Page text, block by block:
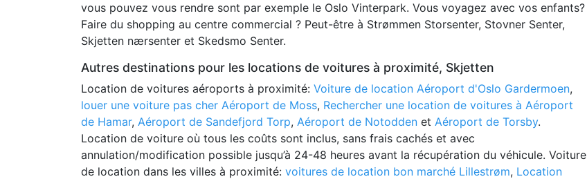
vous pouvez vous rendre sont par exemple le Oslo Vinterpark. Vous voyagez avec vos enfants?
Faire du shopping au centre commercial ? Peut-être à Strømmen Storsenter, Stovner Senter,
Skjetten nærsenter et Skedsmo Senter.
Autres destinations pour les locations de voitures à proximité, Skjetten
Location de voitures aéroports à proximité: Voiture de location Aéroport d'Oslo Gardermoen,
louer une voiture pas cher Aéroport de Moss, Rechercher une location de voitures à Aéroport
de Hamar, Aéroport de Sandefjord Torp, Aéroport de Notodden et Aéroport de Torsby.
Location de voiture où tous les coûts sont inclus, sans frais cachés et avec
annulation/modification possible jusqu’à 24-48 heures avant la récupération du véhicule. Voiture
de location dans les villes à proximité: voitures de location bon marché Lillestrøm, Location